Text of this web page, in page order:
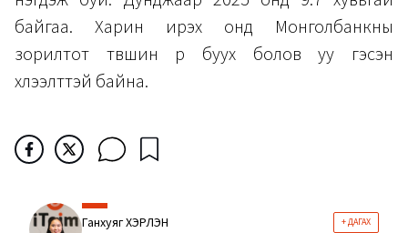
байгаа. Харин ирэх онд Монголбанкны
зорилтот түвшин рүү буух болов уу гэсэн
хүлээлттэй байна.
Ганхуяг ХЭРЛЭН + ДАГАХ